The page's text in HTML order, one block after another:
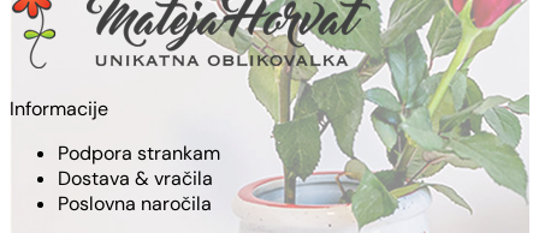
Informacije
Podpora strankam
Dostava & vračila
Poslovna naročila